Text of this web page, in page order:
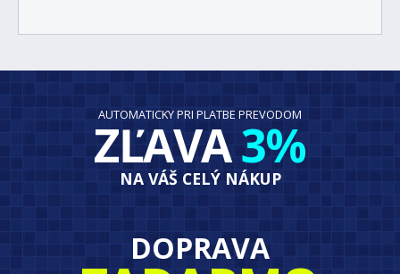
AUTOMATICKY PRI PLATBE PREVODOM
ZĽAVA3%
NA VÁŠ CELÝ NÁKUP
DOPRAVA